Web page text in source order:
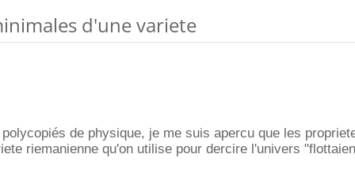
d'une variete
de physique, je me suis apercu que les
riemanienne qu'on utilise pour dercire l'univers